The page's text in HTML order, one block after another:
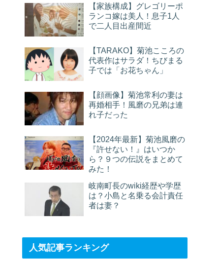
【家族構成】グレゴリーポ
ランコ嫁は美人！息子1人
で二人目出産間近
【TARAKO】菊池こころの
代表作はサラダ！ちびまる
子では「お花ちゃん」
【顔画像】菊池常利の妻は
再婚相手！風磨の兄弟は連
れ子だった
【2024年最新】菊池風磨の
『許せない！』はいつか
ら？９つの伝説をまとめて
みた！
岐南町長のwiki経歴や学歴
は？小島と名乗る会計責任
者は妻？
人気記事ランキング